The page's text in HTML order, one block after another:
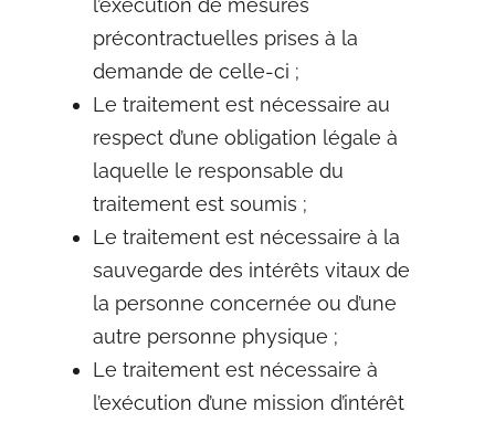
l’exécution de mesures
précontractuelles prises à la
demande de celle-ci ;
Le traitement est nécessaire au
respect d’une obligation légale à
laquelle le responsable du
traitement est soumis ;
Le traitement est nécessaire à la
sauvegarde des intérêts vitaux de
la personne concernée ou d’une
autre personne physique ;
Le traitement est nécessaire à
l’exécution d’une mission d’intérêt